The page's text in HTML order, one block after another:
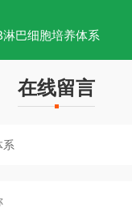
淋巴细胞培养体系
在线留言